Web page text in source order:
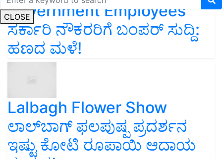
CLOSE
Government Employees
ಸರ್ಕಾರಿ ನೌಕರರಿಗೆ ಬಂಪರ್‌ ಸುದ್ದಿ:
ಹಣದ ಮಳೆ!
Lalbagh Flower Show
ಲಾಲ್‌ಬಾಗ್ ಫಲಪುಷ್ಪ ಪ್ರದರ್ಶನ
ಇಷ್ಟು ಕೋಟಿ ರೂಪಾಯಿ ಆದಾಯ